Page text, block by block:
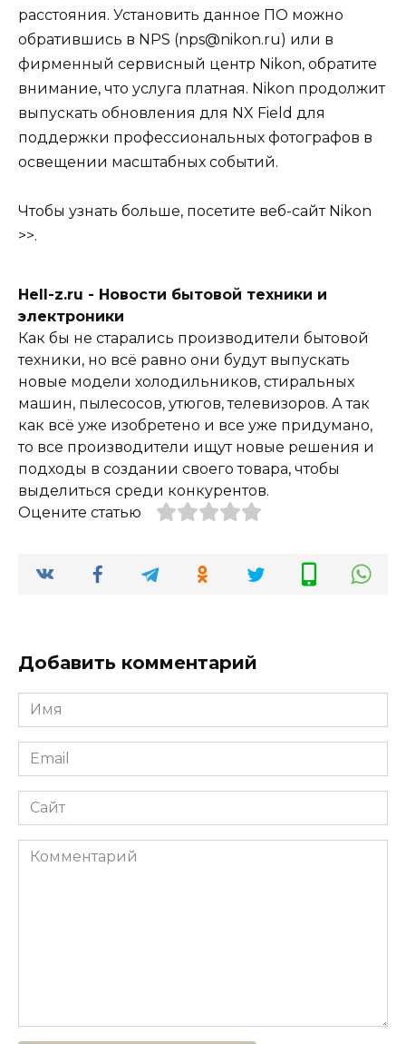
расстояния. Установить данное ПО можно
обратившись в NPS (nps@nikon.ru) или в
фирменный сервисный центр Nikon, обратите
внимание, что услуга платная. Nikon продолжит
выпускать обновления для NX Field для
поддержки профессиональных фотографов в
освещении масштабных событий.
Чтобы узнать больше, посетите веб-сайт Nikon
>>.
Hell-z.ru - Новости бытовой техники и
электроники
Как бы не старались производители бытовой
техники, но всё равно они будут выпускать
новые модели холодильников, стиральных
машин, пылесосов, утюгов, телевизоров. А так
как всё уже изобретено и все уже придумано,
то все производители ищут новые решения и
подходы в создании своего товара, чтобы
выделиться среди конкурентов.
Оцените статью
Добавить комментарий
Имя
*
Email
*
Сайт
Комментарий